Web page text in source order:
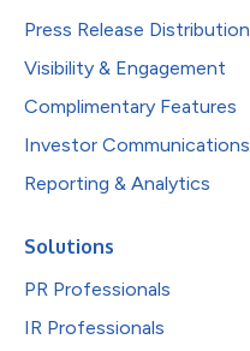
Press Release Distribution
Visibility & Engagement
Complimentary Features
Investor Communications
Reporting & Analytics
Solutions
PR Professionals
IR Professionals